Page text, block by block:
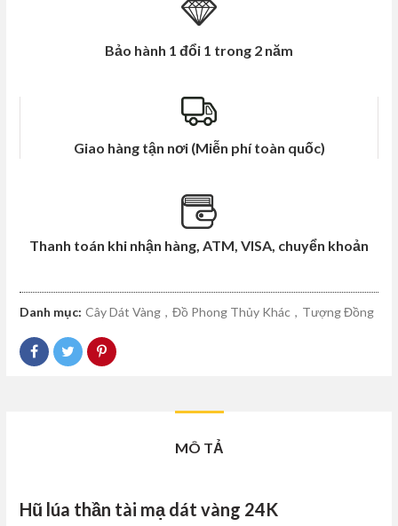
Bảo hành 1 đổi 1 trong 2 năm
Giao hàng tận nơi (Miễn phí toàn quốc)
Thanh toán khi nhận hàng, ATM, VISA, chuyển khoản
Danh mục: Cây Dát Vàng , Đồ Phong Thủy Khác , Tượng Đồng
MÔ TẢ
Hũ lúa thần tài mạ dát vàng 24K